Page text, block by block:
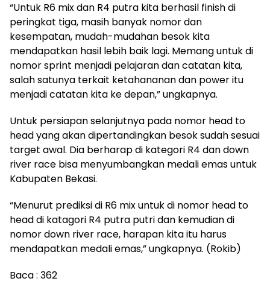
“Untuk R6 mix dan R4 putra kita berhasil finish di
peringkat tiga, masih banyak nomor dan
kesempatan, mudah-mudahan besok kita
mendapatkan hasil lebih baik lagi. Memang untuk di
nomor sprint menjadi pelajaran dan catatan kita,
salah satunya terkait ketahananan dan power itu
menjadi catatan kita ke depan,” ungkapnya.
Untuk persiapan selanjutnya pada nomor head to
head yang akan dipertandingkan besok sudah sesuai
target awal. Dia berharap di kategori R4 dan down
river race bisa menyumbangkan medali emas untuk
Kabupaten Bekasi.
“Menurut prediksi di R6 mix untuk di nomor head to
head di katagori R4 putra putri dan kemudian di
nomor down river race, harapan kita itu harus
mendapatkan medali emas,” ungkapnya. (Rokib)
Baca : 362